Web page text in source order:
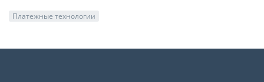
Платежные технологии